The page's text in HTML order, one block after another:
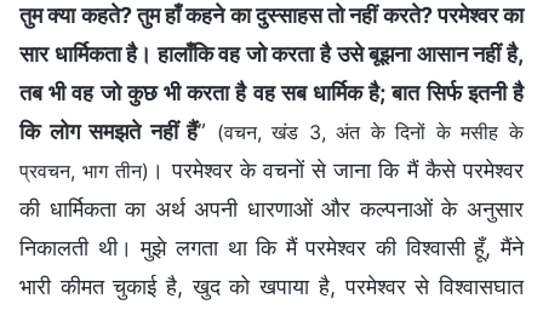
तुम क्‍या कहते? तुम हाँ कहने का दुस्‍साहस तो नहीं करते? परमेश्वर का
सार धार्मिकता है। हालाँकि वह जो करता है उसे बूझना आसान नहीं है,
तब भी वह जो कुछ भी करता है वह सब धार्मिक है; बात सिर्फ इतनी है
कि लोग समझते नहीं हैं” (वचन, खंड 3, अंत के दिनों के मसीह के
प्रवचन, भाग तीन) । परमेश्वर के वचनों से जाना कि मैं कैसे परमेश्वर
की धार्मिकता का अर्थ अपनी धारणाओं और कल्पनाओं के अनुसार
निकालती थी। मुझे लगता था कि मैं परमेश्वर की विश्वासी हूँ, मैंने
भारी कीमत चुकाई है, खुद को खपाया है, परमेश्वर से विश्वासघात